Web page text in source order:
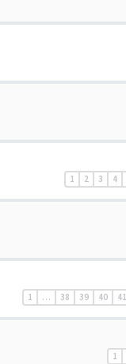
1 2 3 4
1 … 38 39 40 41
1